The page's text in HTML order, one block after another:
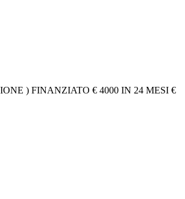
) FINANZIATO € 4000 IN 24 MESI €